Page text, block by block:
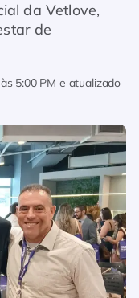
da Vetlove,
de
5:00 PM e atualizado